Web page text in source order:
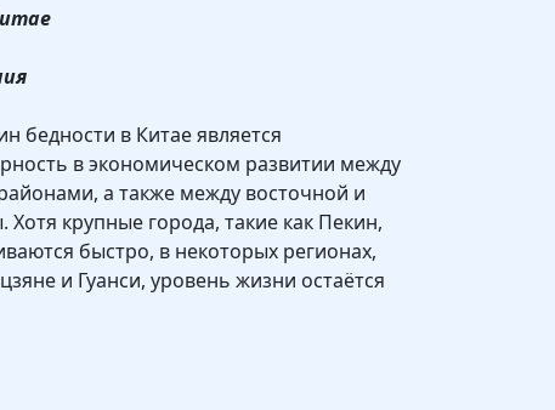
бедности в Китае является
в экономическом развитии между
а также между восточной и
крупные города, такие как Пекин,
быстро, в некоторых регионах,
и Гуанси, уровень жизни остаётся